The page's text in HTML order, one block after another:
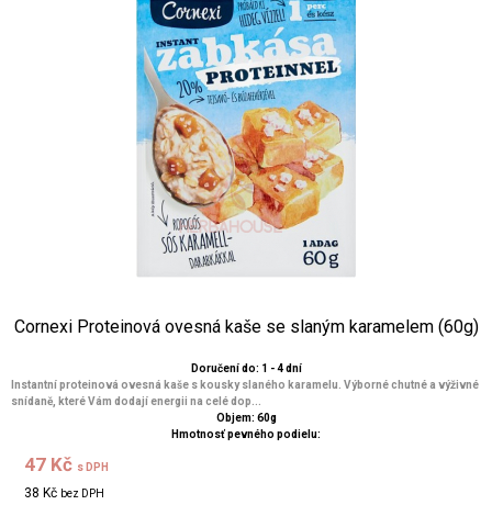
Cornexi Proteinová ovesná kaše se slaným karamelem (60g)
Doručení do: 1 - 4 dní
Instantní proteinová ovesná kaše s kousky slaného karamelu. Výborné chutné a výživné
snídaně, které Vám dodají energii na celé dop...
Objem: 60g
Hmotnosť pevného podielu:
47 Kč s DPH
38 Kč bez DPH